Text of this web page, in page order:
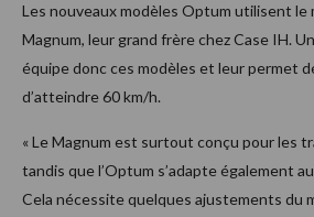
Les nouveaux modèles Optum utilisent le
Magnum, leur grand frère chez Case IH.
équipe donc ces modèles et leur permet
d’atteindre 60 km/h.
« Le Magnum est surtout conçu pour les
tandis que l’Optum s’adapte également
Cela nécessite quelques ajustements du